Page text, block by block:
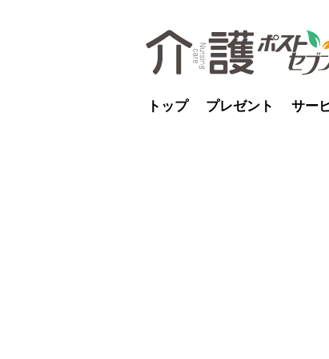
トップ プレゼント サー